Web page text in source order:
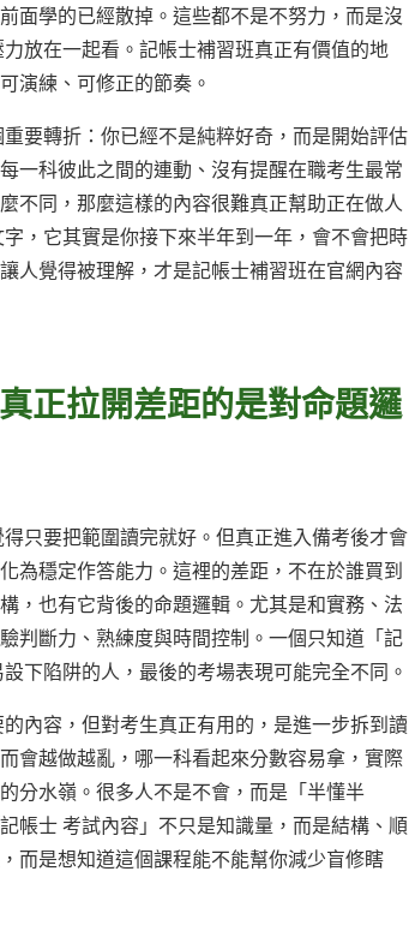
面學的已經散掉。這些都不是不努力，而是沒
放在一起看。記帳士補習班真正有價值的地
演練、可修正的節奏。
要轉折：你已經不是純粹好奇，而是開始評估
一科彼此之間的連動、沒有提醒在職考生最常
不同，那麼這樣的內容很難真正幫助正在做人
，它其實是你接下來半年到一年，會不會把時
人覺得被理解，才是記帳士補習班在官網內容
正拉開差距的是對命題邏
只要把範圍讀完就好。但真正進入備考後才會
為穩定作答能力。這裡的差距，不在於誰買到
，也有它背後的命題邏輯。尤其是和實務、法
判斷力、熟練度與時間控制。一個只知道「記
下陷阱的人，最後的考場表現可能完全不同。
內容，但對考生真正有用的，是進一步拆到讀
會越做越亂，哪一科看起來分數容易拿，實際
分水嶺。很多人不是不會，而是「半懂半
帳士 考試內容」不只是知識量，而是結構、順
而是想知道這個課程能不能幫你減少盲修瞎